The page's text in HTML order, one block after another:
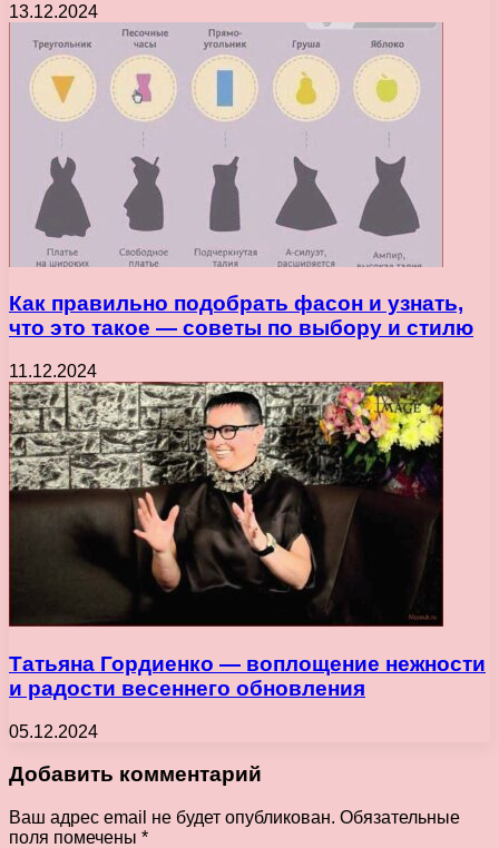
13.12.2024
Как правильно подобрать фасон и узнать,
что это такое — советы по выбору и стилю
11.12.2024
Татьяна Гордиенко — воплощение нежности
и радости весеннего обновления
05.12.2024
Добавить комментарий
Ваш адрес email не будет опубликован. Обязательные
поля помечены *